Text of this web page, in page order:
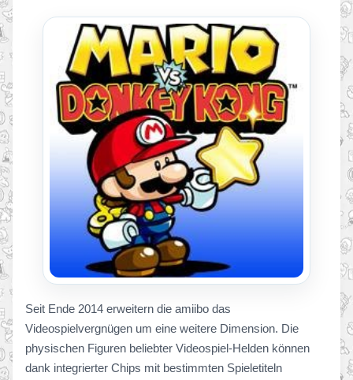
Seit Ende 2014 erweitern die amiibo das
Videospielvergnügen um eine weitere Dimension. Die
physischen Figuren beliebter Videospiel-Helden können
dank integrierter Chips mit bestimmten Spieletiteln